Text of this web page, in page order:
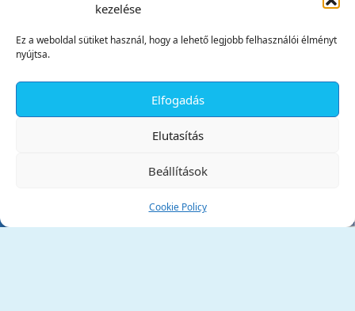
kezelése
Ez a weboldal sütiket használ, hogy a lehető legjobb felhasználói élményt
nyújtsa.
Elfogadás
Elutasítás
Beállítások
Cookie Policy
Tata Város Önkormányzata
✕